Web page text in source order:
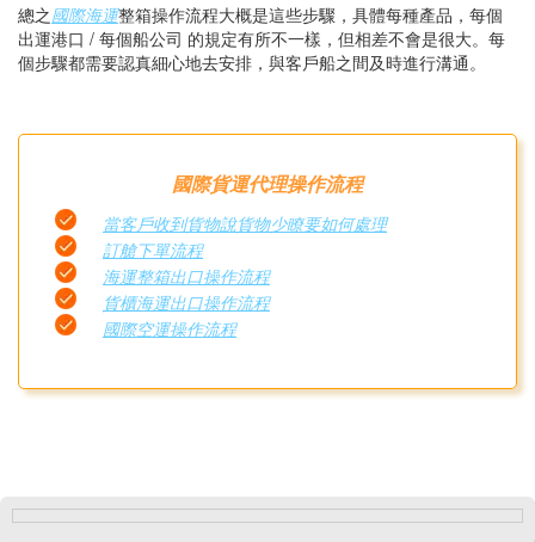
總之國際海運整箱操作流程大概是這些步驟，具體每種產品，每個
出運港口 / 每個船公司 的規定有所不一樣，但相差不會是很大。每
個步驟都需要認真細心地去安排，與客戶船之間及時進行溝通。
國際貨運代理操作流程
當客戶收到貨物說貨物少瞭要如何處理
訂艙下單流程
海運整箱出口操作流程
貨櫃海運出口操作流程
國際空運操作流程